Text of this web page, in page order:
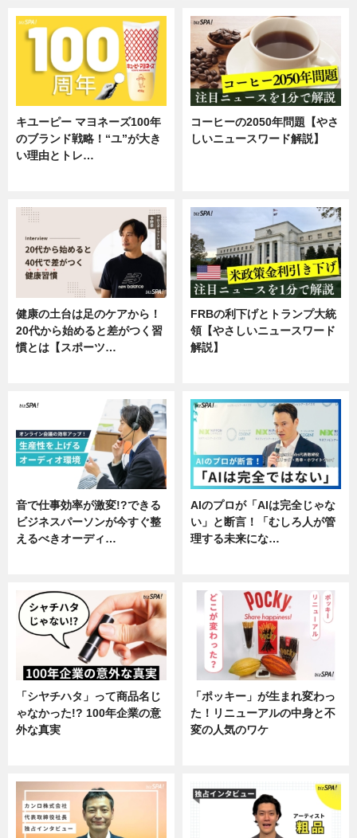
キユーピー マヨネーズ100年
のブランド戦略！“ユ”が大き
い理由とトレ…
コーヒーの2050年問題【やさ
しいニュースワード解説】
健康の土台は足のケアから！
20代から始めると差がつく習
慣とは【スポーツ…
FRBの利下げとトランプ大統
領【やさしいニュースワード
解説】
音で仕事効率が激変!?できる
ビジネスパーソンが今すぐ整
えるべきオーディ…
AIのプロが「AIは完全じゃな
い」と断言！「むしろ人が管
理する未来にな…
「シヤチハタ」って商品名じ
ゃなかった!? 100年企業の意
外な真実
「ポッキー」が生まれ変わっ
た！リニューアルの中身と不
変の人気のワケ